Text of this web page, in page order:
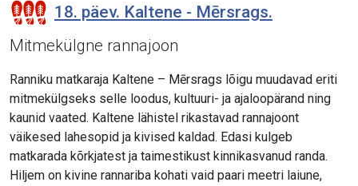
18. päev. Kaltene - Mērsrags.
Mitmekülgne rannajoon
Ranniku matkaraja Kaltene – Mērsrags lõigu muudavad eriti
mitmekülgseks selle loodus, kultuuri- ja ajaloopärand ning
kaunid vaated. Kaltene lähistel rikastavad rannajoont
väikesed lahesopid ja kivised kaldad. Edasi kulgeb
matkarada kõrkjatest ja taimestikust kinnikasvanud randa.
Hiljem on kivine rannariba kohati vaid paari meetri laiune,